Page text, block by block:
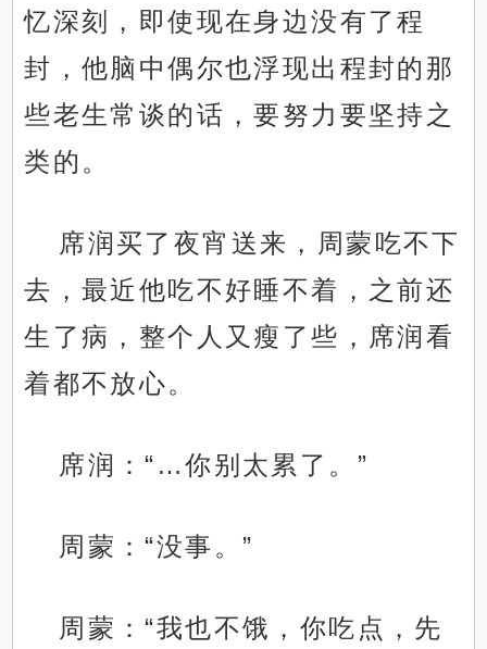
忆深刻，即使现在身边没有了程
封，他脑中偶尔也浮现出程封的那
些老生常谈的话，要努力要坚持之
类的。
席润买了夜宵送来，周蒙吃不下
去，最近他吃不好睡不着，之前还
生了病，整个人又瘦了些，席润看
着都不放心。
席润：“…你别太累了。”
周蒙：“没事。”
周蒙：“我也不饿，你吃点，先